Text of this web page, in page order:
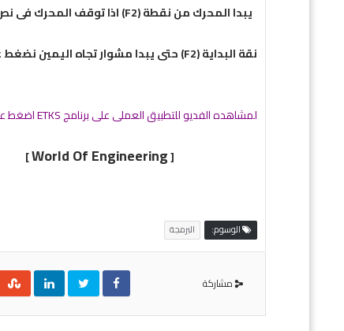
يبدا المحرك من نقطة (F2) اذا توقف المحرك فى نص المشوار تجاه اليمين او اليسار و اردنا ان يعود الى
نقة البداية (F2) حتى يبدا مشوار تجاه اليمين نضغط على (ON2)
لمشاهده الفديو للتطبيق العملى على برنامج ETKS اضغط على :
[
World Of Engineering
]
الوسوم: البرمجة
مشاركة